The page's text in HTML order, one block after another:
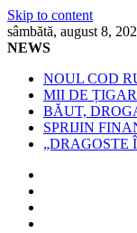
Skip to content
sâmbătă, august 8,
NEWS
NOUL COD
MII DE
BĂUT,
SPRIJIN
„DRAGOSTE